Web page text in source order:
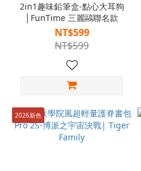
2in1趣味鉛筆盒-點心大耳狗
│FunTime 三麗鷗聯名款
NT$599
NT$599
2026新色